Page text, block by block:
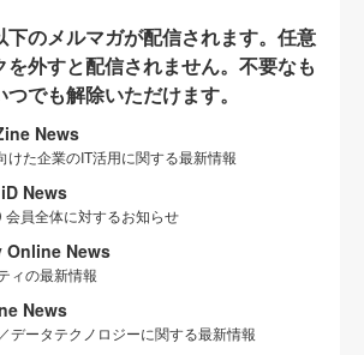
下のメルマガが配信されます。任意
を外すと配信されません。不要なも
でも解除いただけます。
News
けた企業のIT活用に関する最新情報
News
会員全体に対するお知らせ
Online News
ィの最新情報
News
データテクノロジーに関する最新情報